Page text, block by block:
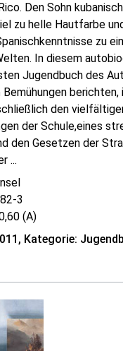
Den Sohn
zu helle Hautfarbe
zu
In diesem
Jugendbuch des
Bemühungen berichten,
den
der Schule,eines
den Gesetzen der
...
3
(A)
Kategorie: